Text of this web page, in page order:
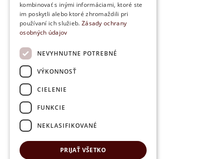
kombinovať s inými informáciami, ktoré ste
im poskytli alebo ktoré zhromaždili pri
používaní ich služieb. Zásady ochrany
osobných údajov
NEVYHNUTNE POTREBNÉ
VÝKONNOSŤ
CIELENIE
FUNKCIE
NEKLASIFIKOVANÉ
PRIJAŤ VŠETKO